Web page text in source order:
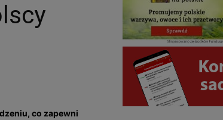
co zapewni